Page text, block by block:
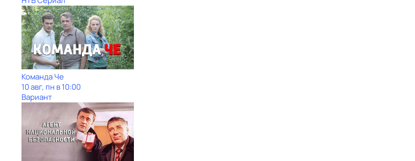
Команда Че
10 авг, пн в 10:00
Вариант